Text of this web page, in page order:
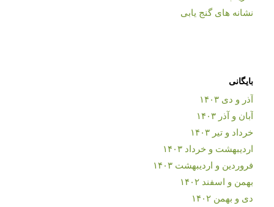
نشانه های گنج یابی
بایگانی
آذر و دی ۱۴۰۳
آبان و آذر ۱۴۰۳
خرداد و تیر ۱۴۰۳
اردیبهشت و خرداد ۱۴۰۳
فروردین و اردیبهشت ۱۴۰۳
بهمن و اسفند ۱۴۰۲
دی و بهمن ۱۴۰۲